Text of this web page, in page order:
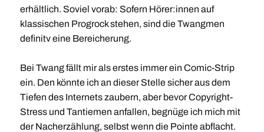
erhältlich. Soviel vorab: Sofern Hörer:innen auf
klassischen Progrock stehen, sind die Twangmen
definitv eine Bereicherung.
Bei Twang fällt mir als erstes immer ein Comic-Strip
ein. Den könnte ich an dieser Stelle sicher aus dem
Tiefen des Internets zaubern, aber bevor Copyright-
Stress und Tantiemen anfallen, begnüge ich mich mit
der Nacherzählung, selbst wenn die Pointe abflacht.